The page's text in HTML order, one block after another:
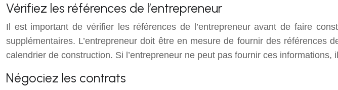
Vérifiez les références de l’entrepreneur
Il est important de vérifier les références de l’entrepreneur avant de faire
supplémentaires. L’entrepreneur doit être en mesure de fournir des
calendrier de construction. Si l’entrepreneur ne peut pas fournir ces
Négociez les contrats